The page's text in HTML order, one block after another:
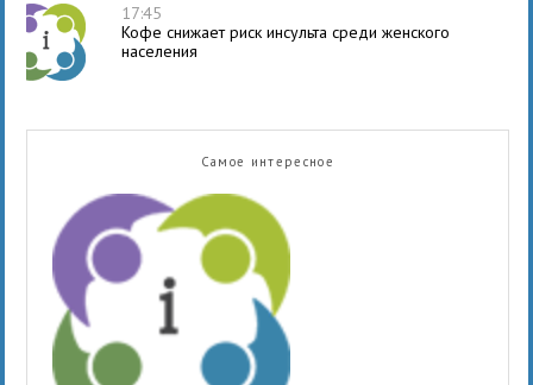
17:45
Кофе снижает риск инсульта среди женского
населения
Самое интересное